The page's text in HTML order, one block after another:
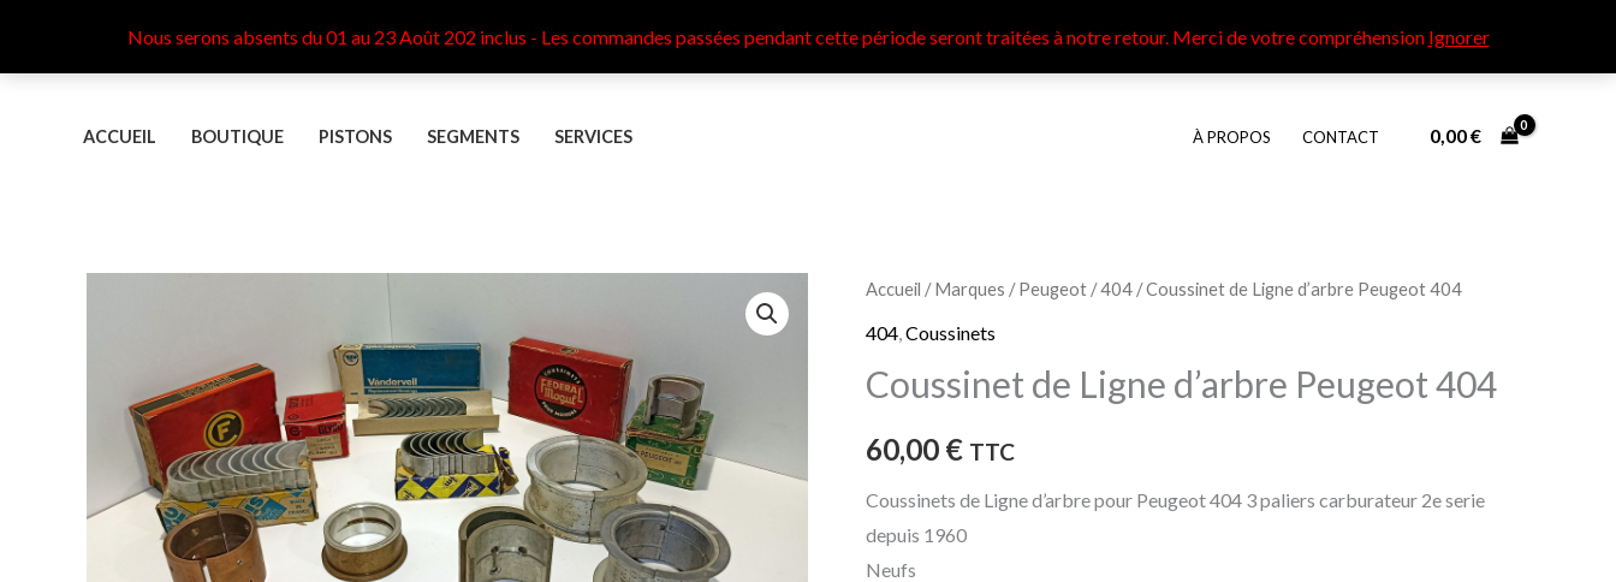
Nous serons absents du 01 au 23 Août 202 inclus - Les commandes passées pendant cette période seront traitées à notre retour​. Merci de votre compréhension Ignorer
ACCUEIL BOUTIQUE PISTONS SEGMENTS SERVICES À PROPOS CONTACT 0,00€
Accueil /Marques /Peugeot /404 / Coussinet de Ligne d’arbre Peugeot 404
404 Coussinets
Coussinet de Ligne d’arbre Peugeot 404
60,00 € TTC
Coussinets de Ligne d’arbre pour Peugeot 404 3 paliers carburateur 2e serie
depuis 1960
Neufs
quantité
de
de
d'arbre
Peugeot
404